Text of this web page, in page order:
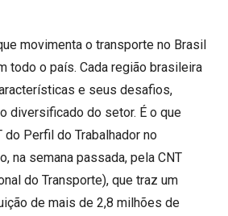
movimenta o transporte no Brasil
todo o país. Cada região brasileira
e seus desafios,
diversificado do setor. É o que
do Perfil do Trabalhador no
na semana passada, pela CNT
do Transporte), que traz um
de mais de 2,8 milhões de